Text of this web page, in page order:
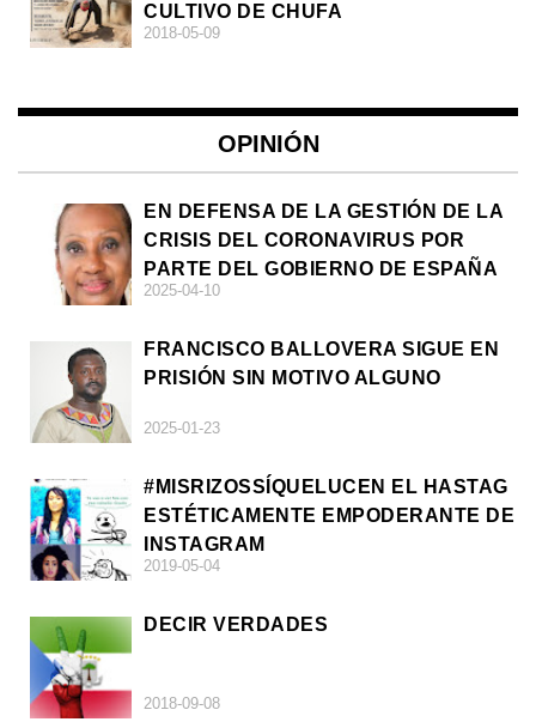
CULTIVO DE CHUFA
2018-05-09
OPINIÓN
EN DEFENSA DE LA GESTIÓN DE LA
CRISIS DEL CORONAVIRUS POR
PARTE DEL GOBIERNO DE ESPAÑA
2025-04-10
FRANCISCO BALLOVERA SIGUE EN
PRISIÓN SIN MOTIVO ALGUNO
2025-01-23
#MISRIZOSSÍQUELUCEN EL HASTAG
ESTÉTICAMENTE EMPODERANTE DE
INSTAGRAM
2019-05-04
DECIR VERDADES
2018-09-08